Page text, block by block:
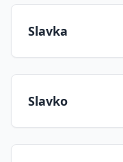
Slavka
Slavko